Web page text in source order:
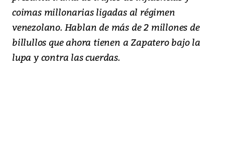
coimas millonarias ligadas al régimen
venezolano. Hablan de más de 2 millones de
billullos que ahora tienen a Zapatero bajo la
lupa y contra las cuerdas.